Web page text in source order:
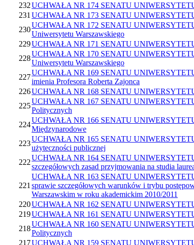
232UCHWAŁA NR 174 SENATU UNIWERSYTETU
231 UCHWAŁA NR 173 SENATU UNIWERSYTETU
230
UCHWAŁA NR 172 SENATU UNIWERSYTETU
Uniwersytetu Warszawskiego
229UCHWAŁA NR 171 SENATU
228
UCHWAŁA NR 170 SENATU UNIWERSYTETU
Uniwersytetu Warszawskiego
227
UCHWAŁA NR 169 SENATU UNIWERSYTETU
imienia Profesora Roberta Zajonca
226UCHWAŁA NR 168 SENATU
225
UCHWAŁA NR 167 SENATU
Politycznych
224
UCHWAŁA NR 166 SENATU UNIWERSYTETU
Międzynarodowe
223
UCHWAŁA NR 165 SENATU
użyteczności publicznej
222
UCHWAŁA NR 164 SENATU UNIWERSYTETU
szczegółowych zasad przyjmowania na studia
221
UCHWAŁA NR 163 SENATU UNIWERSYTETU
sprawie szczegółowych warunków i trybu
Warszawskim w roku akademickim 2010/2011
220UCHWAŁA NR 162 SENATU UNIWERSYTETU
219UCHWAŁA NR 161 SENATU
218
UCHWAŁA NR 160 SENATU
Politycznych
217UCHWAŁA NR 159 SENATU